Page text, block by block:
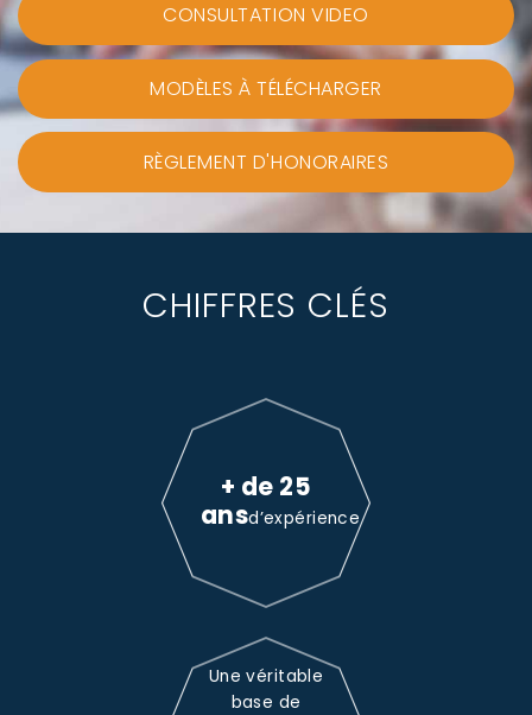
CONSULTATION VIDEO
MODÈLES À TÉLÉCHARGER
RÈGLEMENT D'HONORAIRES
CHIFFRES CLÉS
+ de 25
ansd’expérience
Une véritable
base de